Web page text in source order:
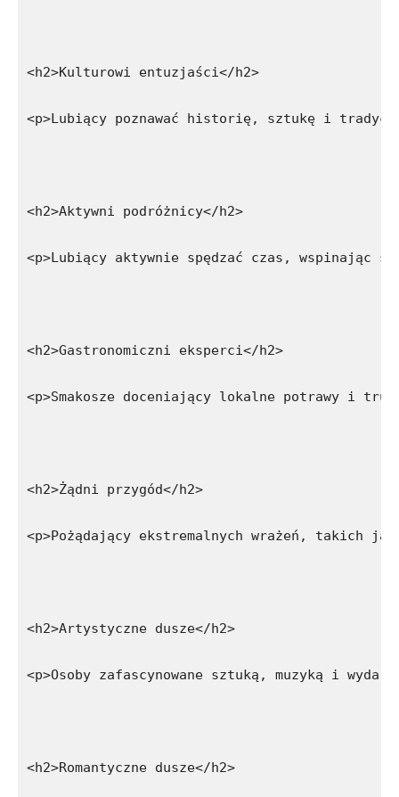
<h2>Kulturowi entuzjaści</h2>
<p>Lubiący poznawać historię, sztukę i
<h2>Aktywni podróżnicy</h2>
<p>Lubiący aktywnie spędzać czas, wspinając
<h2>Gastronomiczni eksperci</h2>
<p>Smakosze doceniający lokalne potrawy i
<h2>Żądni przygód</h2>
<p>Pożądający ekstremalnych wrażeń, takich
<h2>Artystyczne dusze</h2>
<p>Osoby zafascynowane sztuką, muzyką i
<h2>Romantyczne dusze</h2>